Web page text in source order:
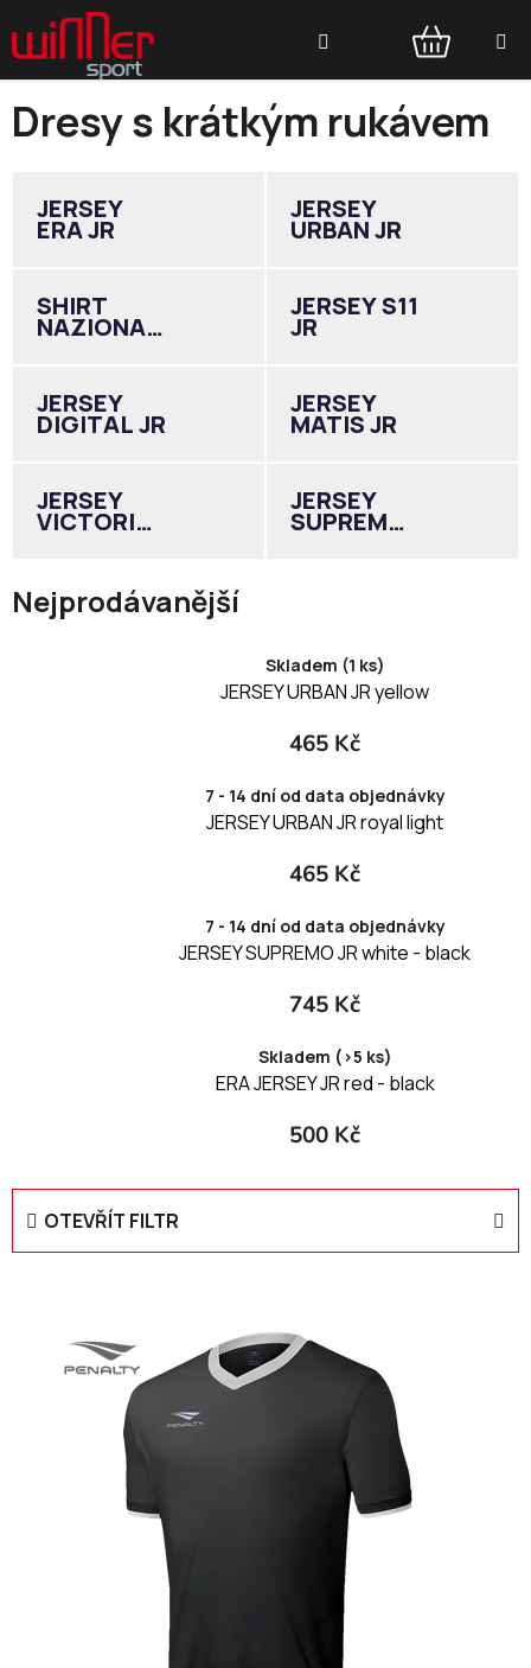
na
obsah
NÁKUPNÍ
KOŠÍK
Dresy s krátkým rukávem
JERSEY
ERA JR
JERSEY
URBAN JR
SHIRT
NAZIONALE
JERSEY S11
JR
JERSEY
DIGITAL JR
JERSEY
MATIS JR
JERSEY
VICTORIA
JERSEY
SUPREMO
Nejprodávanější
Skladem (1 ks)
JERSEY URBAN JR yellow
465 Kč
7 - 14 dní od data objednávky
JERSEY URBAN JR royal light
465 Kč
7 - 14 dní od data objednávky
JERSEY SUPREMO JR white - black
745 Kč
Skladem (>5 ks)
ERA JERSEY JR red - black
500 Kč
OTEVŘÍT FILTR